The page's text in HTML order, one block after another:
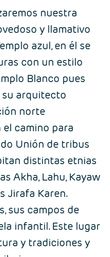
nuestra
y llamativo
azul, en él se
con un estilo
Blanco pues
arquitecto
norte
camino para
Unión de tribus
distintas etnias
Akha, Lahu, Kayaw
Jirafa Karen.
sus campos de
infantil. Este lugar
y tradiciones y